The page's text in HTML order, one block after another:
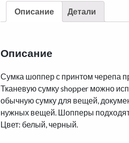
Описание Детали
Описание
Сумка шоппер с принтом черепа
Тканевую сумку shopper можно
обычную сумку для вещей,
нужных вещей. Шопперы подходят
Цвет: белый, черный.